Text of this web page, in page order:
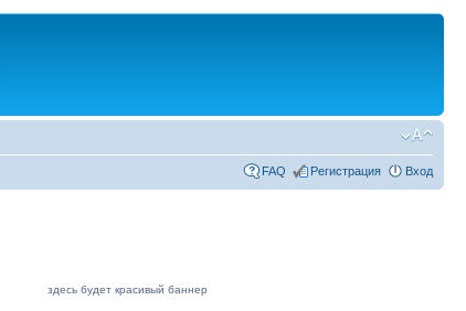
FAQ Регистрация Вход
здесь будет красивый баннер